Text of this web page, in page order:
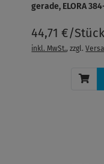
gerade, ELORA
44,71 €/Stück
inkl. MwSt., zzgl.